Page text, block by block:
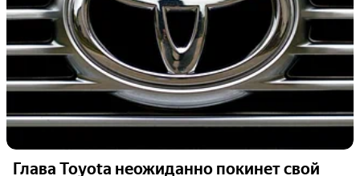
Глава Toyota неожиданно покинет свой